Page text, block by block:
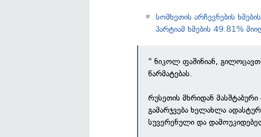
სომხეთის არჩევნების
პარტიამ ხმების 49.81%
" ნიკოლ ფაშინიან,
წარმატებას.
რუსეთის მხრიდან
გამარჯვება ხელახლა
სუვერენული და